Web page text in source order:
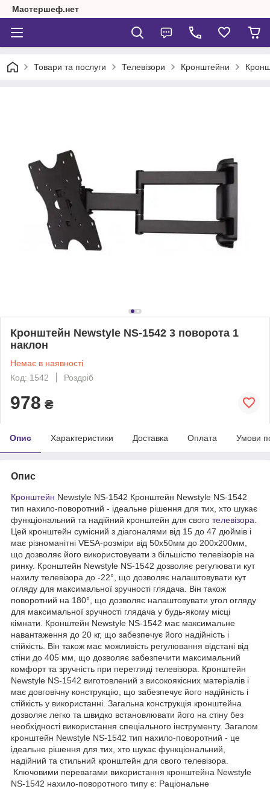
Мастершеф.нет
Товари та послуги Телевізори Кронштейни
Кронштейн Newstyle NS-1542 3 поворота 1
наклон
Немає в наявності
Код: 1542
Роздріб
978 ₴
Опис Характеристики Доставка Оплата Умови
Опис
Кронштейн Newstyle NS-1542 Кронштейн Newstyle NS-1542
тип нахило-поворотний - ідеальне рішення для тих, хто шукає
функціональний та надійний кронштейн для свого телевізора
Цей кронштейн сумісний з діагоналями від 15 до 47 дюймів і
має різноманітні VESA-розміри від 50x50мм до 200x200мм,
що дозволяє його використовувати з більшістю телевізорів на
ринку. Кронштейн Newstyle NS-1542 дозволяє регулювати кут
нахилу телевізора до -22°, що дозволяє налаштовувати кут
огляду для максимальної зручності глядача. Він також
поворотний на 180°, що дозволяє налаштовувати угол огляду
для максимальної зручності глядача у будь-якому місці
кімнати. Кронштейн Newstyle NS-1542 має максимальне
навантаження до 20 кг, що забезпечує його надійність і
стійкість. Він також має можливість регулювання відстані від
стіни до 405 мм, що дозволяє забезпечити максимальний
комфорт та зручність при перегляді телевізора. Кронштейн
Newstyle NS-1542 виготовлений з високоякісних матеріалів і
має довговічну конструкцію, що забезпечує його надійність і
стійкість у використанні. Загальна конструкція кронштейна
дозволяє легко та швидко встановлювати його на стіну без
необхідності використання спеціального інструменту. Загалом
кронштейн Newstyle NS-1542 тип нахило-поворотний - це
ідеальне рішення для тих, хто шукає функціональний,
надійний та стильний кронштейн для свого телевізора.
Ключовими перевагами використання кронштейна Newstyle
NS-1542 нахило-поворотного типу є: Раціональне